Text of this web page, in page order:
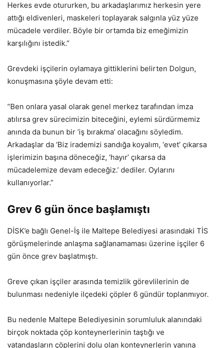
Herkes evde otururken, bu arkadaşlarımız herkesin yere
attığı eldivenleri, maskeleri toplayarak salgınla yüz yüze
mücadele verdiler. Böyle bir ortamda biz emeğimizin
karşılığını istedik.”
Grevdeki işçilerin oylamaya gittiklerini belirten Dolgun,
konuşmasına şöyle devam etti:
“Ben onlara yasal olarak genel merkez tarafından imza
atılırsa grev sürecimizin biteceğini, eylemi sürdürmemiz
anında da bunun bir ‘iş bırakma’ olacağını söyledim.
Arkadaşlar da ‘Biz irademizi sandığa koyalım, ‘evet’ çıkarsa
işlerimizin başına döneceğiz, ‘hayır’ çıkarsa da
mücadelemize devam edeceğiz.’ dediler. Oylarını
kullanıyorlar.”
Grev 6 gün önce başlamıştı
DİSK’e bağlı Genel-İş ile Maltepe Belediyesi arasındaki TİS
görüşmelerinde anlaşma sağlanamaması üzerine işçiler 6
gün önce grev başlatmıştı.
Greve çıkan işçiler arasında temizlik görevlilerinin de
bulunması nedeniyle ilçedeki çöpler 6 gündür toplanmıyor.
Bu nedenle Maltepe Belediyesinin sorumluluk alanındaki
birçok noktada çöp konteynerlerinin taştığı ve
vatandaşların çöplerini dolu olan konteynerlerin yanına